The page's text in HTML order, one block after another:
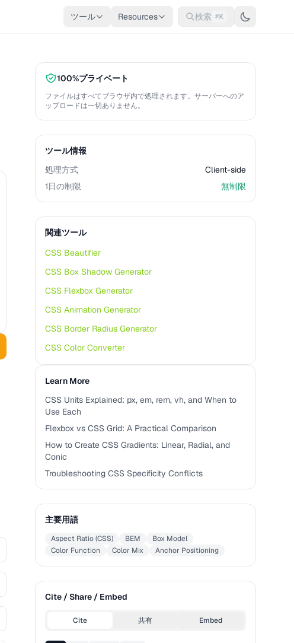
ツール Resources 検索 ⌘K
100%プライベート
ファイルはすべてブラウザ内で処理されます。サーバーへのア
ップロードは一切ありません。
ツール情報
処理方式
Client-side
1日の制限
無制限
関連ツール
CSS Beautifier
CSS Box Shadow Generator
CSS Flexbox Generator
CSS Animation Generator
CSS Border Radius Generator
CSS Color Converter
Learn More
CSS Units Explained: px, em, rem, vh, and When to
Use Each
Flexbox vs CSS Grid: A Practical Comparison
How to Create CSS Gradients: Linear, Radial, and
Conic
Troubleshooting CSS Specificity Conflicts
主要用語
Aspect Ratio (CSS) BEM
Box Model
Color Function
Color Mix Anchor Positioning
Cite / Share / Embed
Cite 共有 Embed